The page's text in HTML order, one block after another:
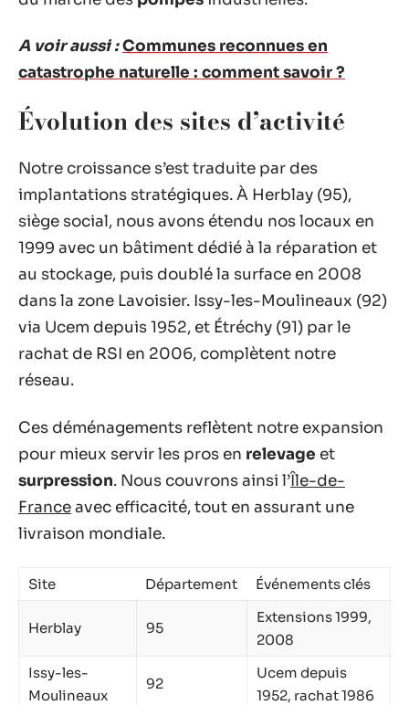
A voir aussi :Communes reconnues en
catastrophe naturelle : comment savoir ?
Évolution des sites d’activité
Notre croissance s’est traduite par des
implantations stratégiques. À Herblay (95),
siège social, nous avons étendu nos locaux en
1999 avec un bâtiment dédié à la réparation et
au stockage, puis doublé la surface en 2008
dans la zone Lavoisier. Issy-les-Moulineaux (92)
via Ucem depuis 1952, et Étréchy (91) par le
rachat de RSI en 2006, complètent notre
réseau.
Ces déménagements reflètent notre expansion
pour mieux servir les pros en relevage et
surpression. Nous couvrons ainsi l’Île-de-
Franceavec efficacité, tout en assurant une
livraison mondiale.
Site Département Événements clés
Herblay 95
Extensions 1999,
2008
Issy-les-
Moulineaux
92
Ucem depuis
1952, rachat 1986